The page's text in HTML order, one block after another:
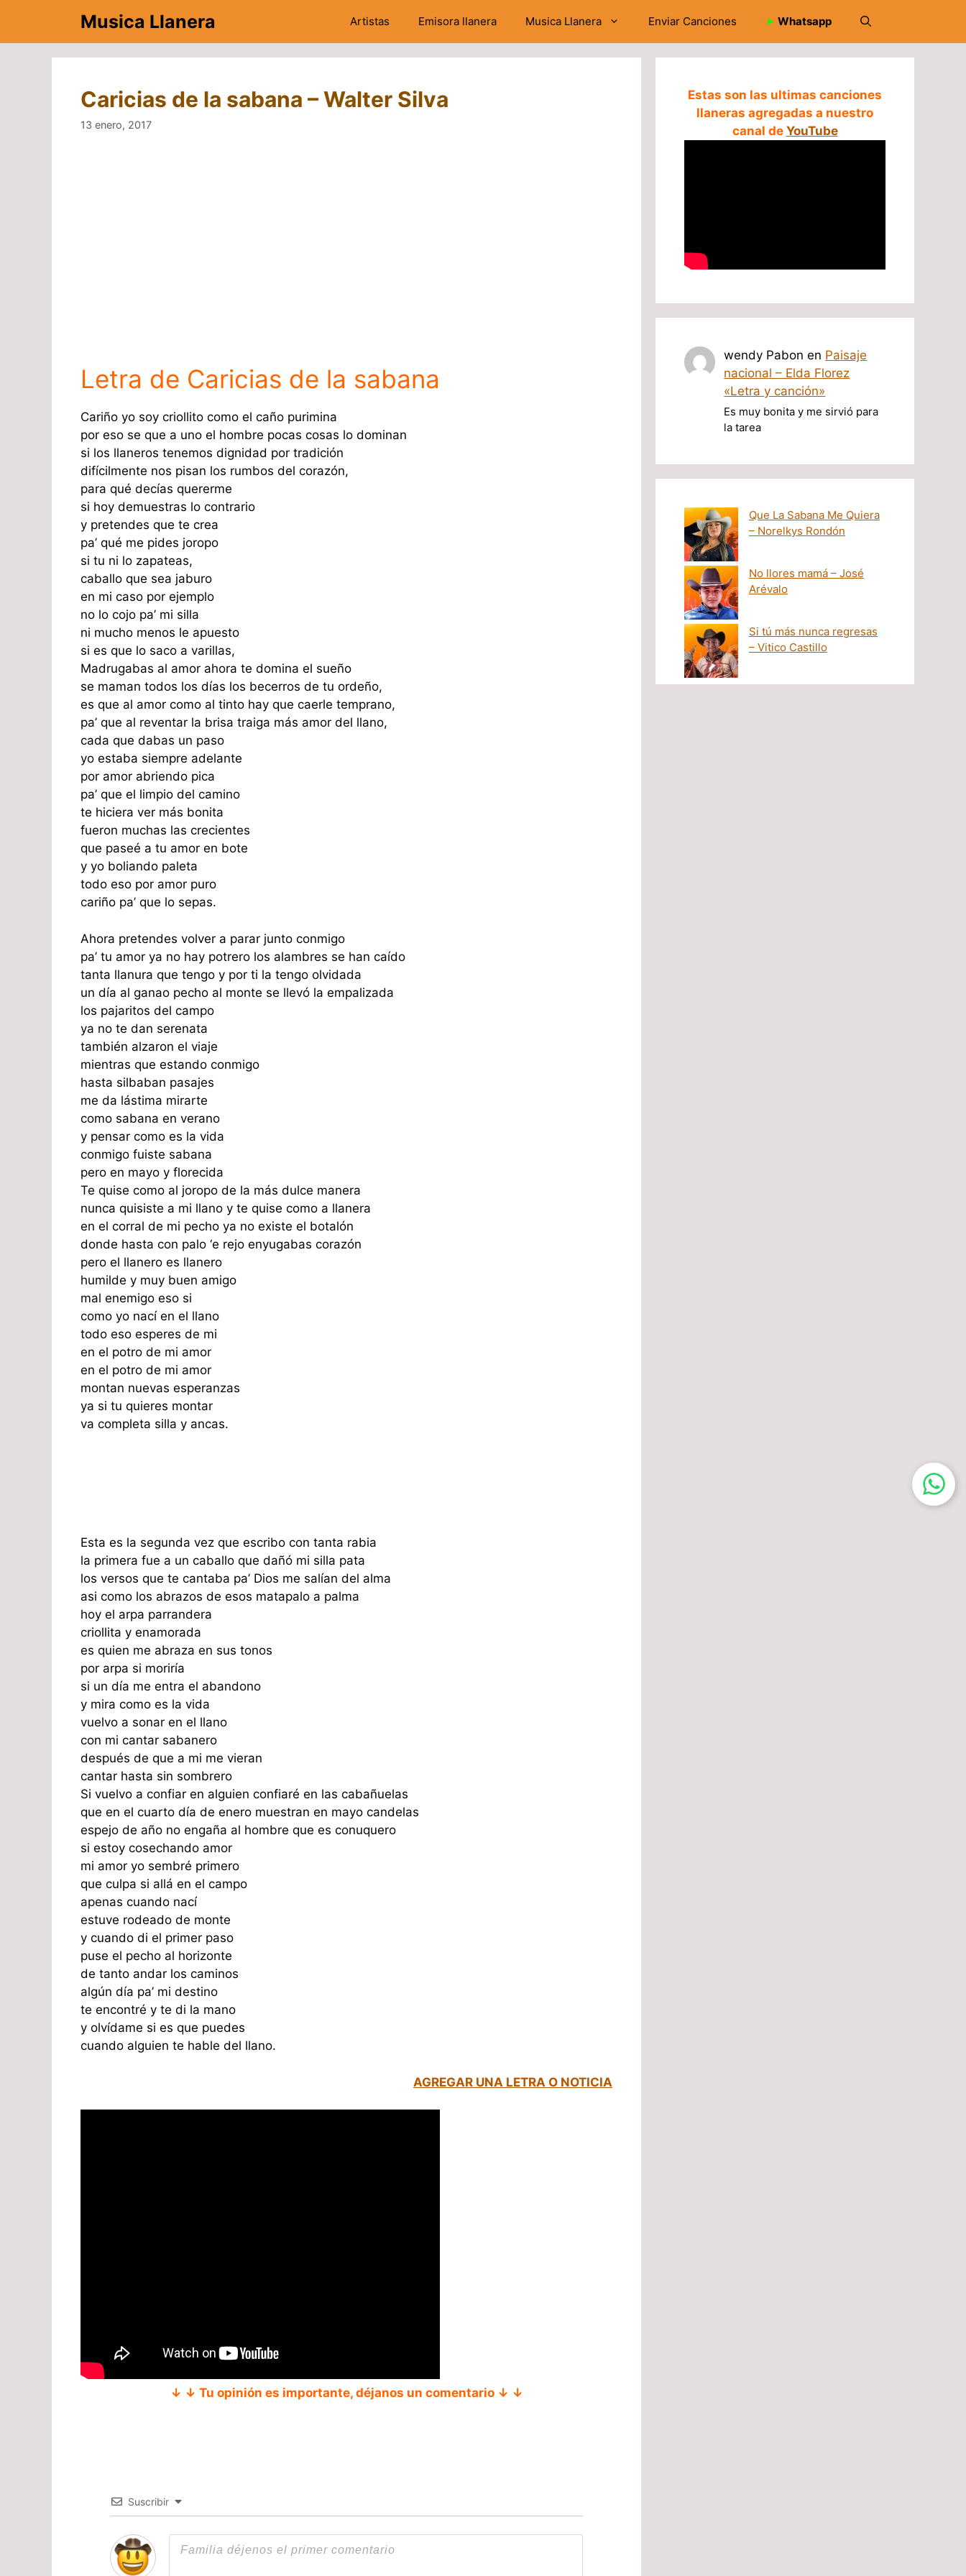
contenido
Musica Llanera Artistas Emisora llanera Musica Llanera Enviar Canciones ➤ Whatsapp
Caricias de la sabana – Walter Silva
13 enero, 2017
Letra de Caricias de la sabana
Cariño yo soy criollito como el caño purimina
por eso se que a uno el hombre pocas cosas lo dominan
si los llaneros tenemos dignidad por tradición
difícilmente nos pisan los rumbos del corazón,
para qué decías quererme
si hoy demuestras lo contrario
y pretendes que te crea
pa’ qué me pides joropo
si tu ni lo zapateas,
caballo que sea jaburo
en mi caso por ejemplo
no lo cojo pa’ mi silla
ni mucho menos le apuesto
si es que lo saco a varillas,
Madrugabas al amor ahora te domina el sueño
se maman todos los días los becerros de tu ordeño,
es que al amor como al tinto hay que caerle temprano,
pa’ que al reventar la brisa traiga más amor del llano,
cada que dabas un paso
yo estaba siempre adelante
por amor abriendo pica
pa’ que el limpio del camino
te hiciera ver más bonita
fueron muchas las crecientes
que paseé a tu amor en bote
y yo boliando paleta
todo eso por amor puro
cariño pa’ que lo sepas.
Ahora pretendes volver a parar junto conmigo
pa’ tu amor ya no hay potrero los alambres se han caído
tanta llanura que tengo y por ti la tengo olvidada
un día al ganao pecho al monte se llevó la empalizada
los pajaritos del campo
ya no te dan serenata
también alzaron el viaje
mientras que estando conmigo
hasta silbaban pasajes
me da lástima mirarte
como sabana en verano
y pensar como es la vida
conmigo fuiste sabana
pero en mayo y florecida
Te quise como al joropo de la más dulce manera
nunca quisiste a mi llano y te quise como a llanera
en el corral de mi pecho ya no existe el botalón
donde hasta con palo ‘e rejo enyugabas corazón
pero el llanero es llanero
humilde y muy buen amigo
mal enemigo eso si
como yo nací en el llano
todo eso esperes de mi
en el potro de mi amor
en el potro de mi amor
montan nuevas esperanzas
ya si tu quieres montar
va completa silla y ancas.
Esta es la segunda vez que escribo con tanta rabia
la primera fue a un caballo que dañó mi silla pata
los versos que te cantaba pa’ Dios me salían del alma
asi como los abrazos de esos matapalo a palma
hoy el arpa parrandera
criollita y enamorada
es quien me abraza en sus tonos
por arpa si moriría
si un día me entra el abandono
y mira como es la vida
vuelvo a sonar en el llano
con mi cantar sabanero
después de que a mi me vieran
cantar hasta sin sombrero
Si vuelvo a confiar en alguien confiaré en las cabañuelas
que en el cuarto día de enero muestran en mayo candelas
espejo de año no engaña al hombre que es conuquero
si estoy cosechando amor
mi amor yo sembré primero
que culpa si allá en el campo
apenas cuando nací
estuve rodeado de monte
y cuando di el primer paso
puse el pecho al horizonte
de tanto andar los caminos
algún día pa’ mi destino
te encontré y te di la mano
y olvídame si es que puedes
cuando alguien te hable del llano.
AGREGAR UNA LETRA O NOTICIA
↓ ↓ Tu opinión es importante, déjanos un comentario ↓ ↓
Suscribir
Estas son las ultimas canciones
llaneras agregadas a nuestro
canal de YouTube
wendy Pabon en Paisaje
nacional – Elda Florez
«Letra y canción»
Es muy bonita y me sirvió para
la tarea
Que La Sabana Me Quiera
– Norelkys Rondón
No llores mamá – José
Arévalo
Si tú más nunca regresas
– Vitico Castillo